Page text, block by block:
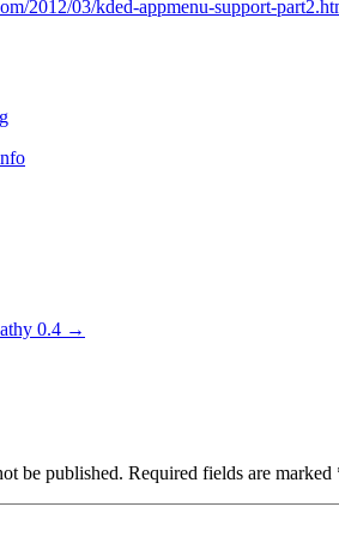
2012/03/kded-appmenu-support-
0.4 →
be published. Required fields are marked